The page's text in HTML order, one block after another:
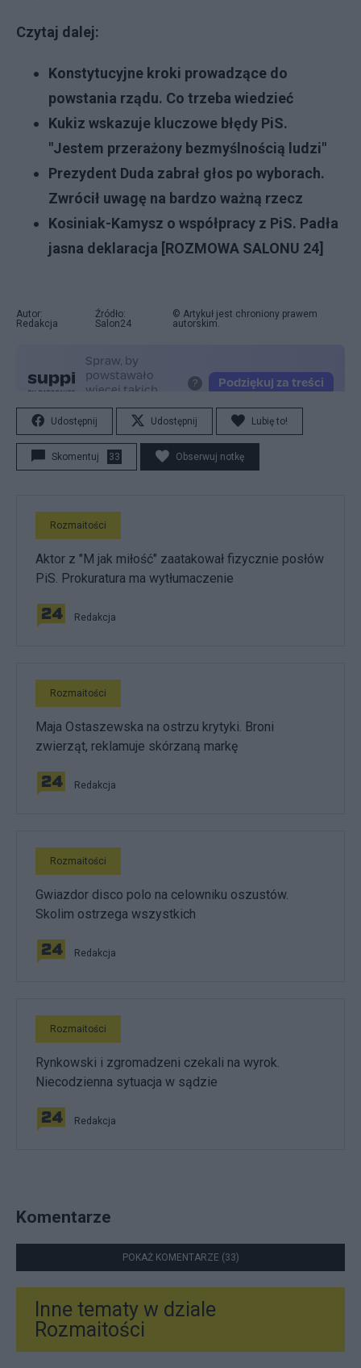
Czytaj dalej:
Konstytucyjne kroki prowadzące do
powstania rządu. Co trzeba wiedzieć
Kukiz wskazuje kluczowe błędy PiS.
"Jestem przerażony bezmyślnością ludzi"
Prezydent Duda zabrał głos po wyborach.
Zwrócił uwagę na bardzo ważną rzecz
Kosiniak-Kamysz o współpracy z PiS. Padła
jasna deklaracja [ROZMOWA SALONU 24]
Autor:
Redakcja
Źródło:
Salon24
© Artykuł jest chroniony prawem
autorskim.
Udostępnij Udostępnij Lubię to!
Skomentuj 33 Obserwuj notkę
Rozmaitości
Aktor z "M jak miłość" zaatakował fizycznie posłów
PiS. Prokuratura ma wytłumaczenie
Redakcja
Rozmaitości
Maja Ostaszewska na ostrzu krytyki. Broni
zwierząt, reklamuje skórzaną markę
Redakcja
Rozmaitości
Gwiazdor disco polo na celowniku oszustów.
Skolim ostrzega wszystkich
Redakcja
Rozmaitości
Rynkowski i zgromadzeni czekali na wyrok.
Niecodzienna sytuacja w sądzie
Redakcja
Komentarze
POKAŻ KOMENTARZE (33)
Inne tematy w dziale
Rozmaitości